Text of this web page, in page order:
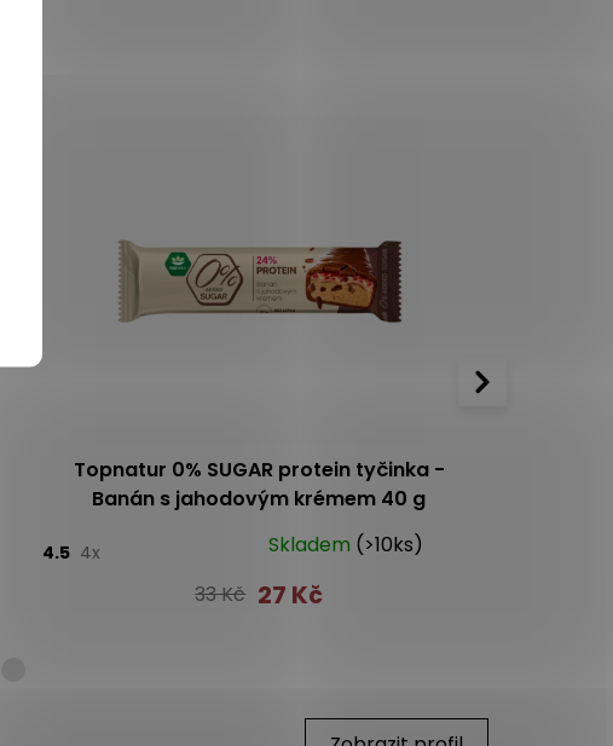
Topnatur 0% SUGAR protein tyčinka -
Banán s jahodovým krémem 40 g
4.5 4x Skladem (>10ks)
33 Kč 27 Kč